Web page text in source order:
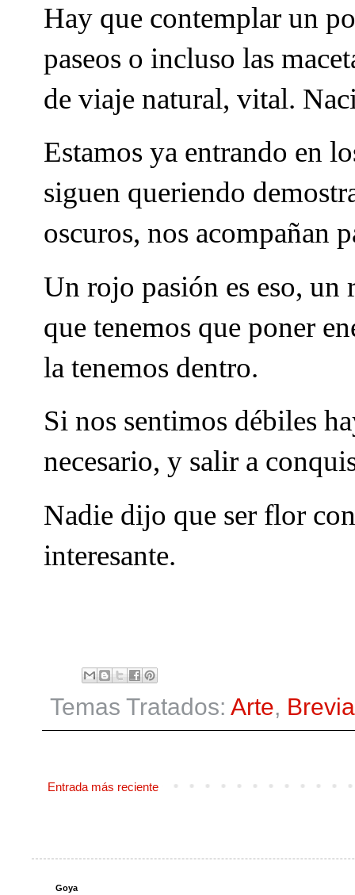
Hay que contemplar un
paseos o incluso las
de viaje natural, vital.
Estamos ya entrando en
siguen queriendo
oscuros, nos acompañan
Un rojo pasión es eso,
que tenemos que poner
la tenemos dentro.
Si nos sentimos débiles
necesario, y salir a
Nadie dijo que ser flor
interesante.
Temas Tratados: Arte,
Entrada más reciente
Goya